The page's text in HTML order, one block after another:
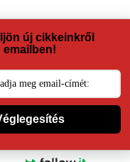
új cikkeinkről
emailben!